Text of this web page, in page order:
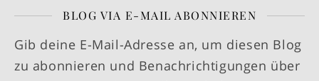
BLOG VIA E-MAIL ABONNIEREN
Gib deine E-Mail-Adresse an, um diesen Blog
zu abonnieren und Benachrichtigungen über